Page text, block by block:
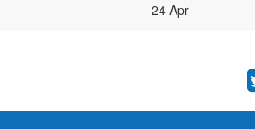
24 Apr